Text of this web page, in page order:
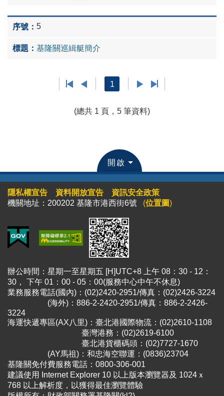
5
基隆關巡緝艇簡介
1
(總共 1 頁，5 筆資料)
開啟
隱私權宣告 資料開放宣告
資訊安全政策
機關地址：200202 基隆市港西街6號
(位置圖)
辦公時間：星期一至星期五 [H]UTC+8 上午 08：30 - 12：
30， 下午 01：00 - 05：00(服務中心中午不休息)
業務服務電話(國內)：(02)2420-2951/傳真：(02)2426-3224
(海外)：886-2-2420-2951/傳真：886-2-2426-
3224
海運快遞專區(AX八里)：臺北港國際物流：(02)2610-1108
臺灣港務：(02)2619-6100
臺北港貨櫃碼頭：(02)7727-1670
(AY馬祖)：和忠海空聯運：(0836)23704
基隆關免付費服務電話：0800-306-001
建議使用 Internet Explorer 10 以上版本瀏覽器及 1024ｘ
768 以上解析度，以獲得最佳瀏覽體驗